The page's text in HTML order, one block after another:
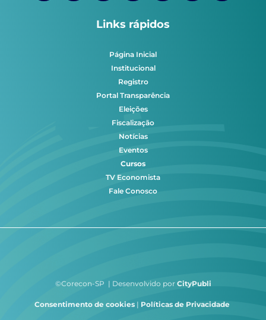
Links rápidos
Página Inicial
Institucional
Registro
Portal Transparência
Eleições
Fiscalização
Notícias
Eventos
Cursos
TV Economista
Fale Conosco
©Corecon-SP | Desenvolvido por CityPubli
Consentimento de cookies | Políticas de Privacidade